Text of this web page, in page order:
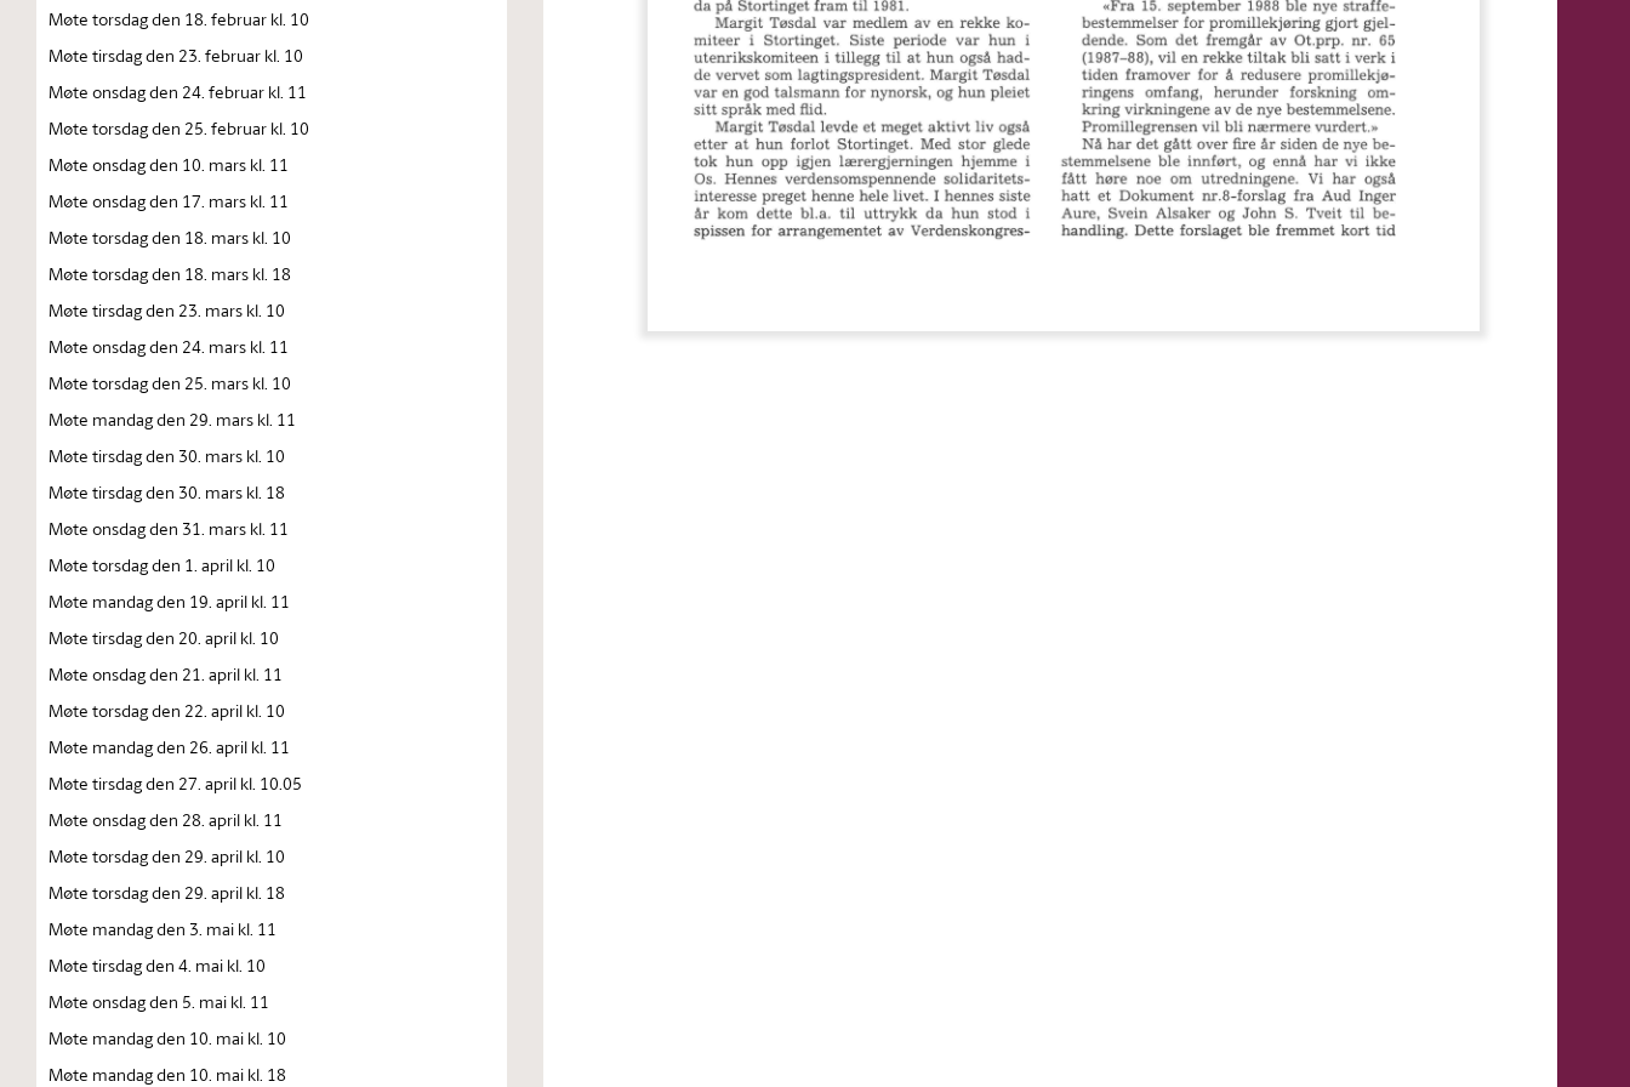
Møte torsdag den 18. februar kl. 10
Møte tirsdag den 23. februar kl. 10
Møte onsdag den 24. februar kl. 11
Møte torsdag den 25. februar kl. 10
Møte onsdag den 10. mars kl. 11
Møte onsdag den 17. mars kl. 11
Møte torsdag den 18. mars kl. 10
Møte torsdag den 18. mars kl. 18
Møte tirsdag den 23. mars kl. 10
Møte onsdag den 24. mars kl. 11
Møte torsdag den 25. mars kl. 10
Møte mandag den 29. mars kl. 11
Møte tirsdag den 30. mars kl. 10
Møte tirsdag den 30. mars kl. 18
Møte onsdag den 31. mars kl. 11
Møte torsdag den 1. april kl. 10
Møte mandag den 19. april kl. 11
Møte tirsdag den 20. april kl. 10
Møte onsdag den 21. april kl. 11
Møte torsdag den 22. april kl. 10
Møte mandag den 26. april kl. 11
Møte tirsdag den 27. april kl. 10.05
Møte onsdag den 28. april kl. 11
Møte torsdag den 29. april kl. 10
Møte torsdag den 29. april kl. 18
Møte mandag den 3. mai kl. 11
Møte tirsdag den 4. mai kl. 10
Møte onsdag den 5. mai kl. 11
Møte mandag den 10. mai kl. 10
Møte mandag den 10. mai kl. 18